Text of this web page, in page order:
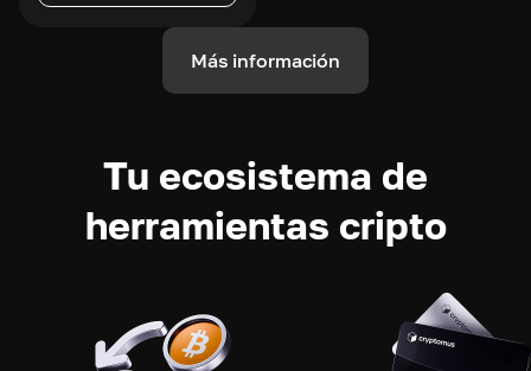
Más información
Tu ecosistema de
herramientas cripto